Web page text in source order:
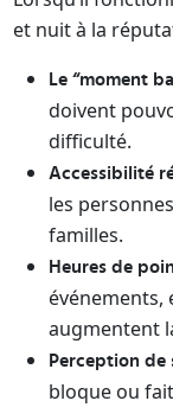
et nuit à la
Le “moment
doivent
difficulté.
Accessibilité
les
familles.
Heures de
événements,
augmentent
Perception de
bloque ou